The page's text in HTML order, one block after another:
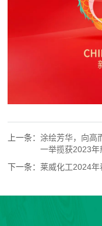
上一条：涂绘芳华，向高
一举揽获2023年
下一条：莱威化工2024年